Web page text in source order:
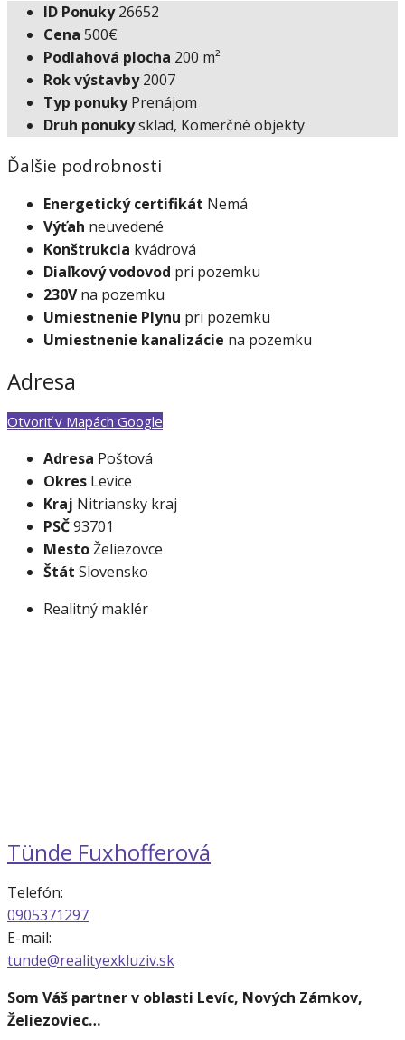
ID Ponuky 26652
Cena 500€
Podlahová plocha 200 m²
Rok výstavby 2007
Typ ponuky Prenájom
Druh ponukysklad, Komerčné objekty
Ďalšie podrobnosti
Energetický certifikát Nemá
Výťah neuvedené
Konštrukcia kvádrová
Diaľkový vodovod pri pozemku
230V na pozemku
Umiestnenie Plynu pri pozemku
Umiestnenie kanalizácie na pozemku
Adresa
Otvoriť v Mapách Google
Adresa Poštová
Okres Levice
Kraj Nitriansky kraj
PSČ93701
MestoŽeliezovce
Štát Slovensko
Realitný maklér
Tünde Fuxhofferová
Telefón:
0905371297
E-mail:
tunde@realityexkluziv.sk
Som Váš partner v oblasti Levíc, Nových Zámkov,
Želiezoviec…